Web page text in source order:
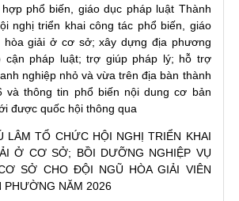
phổ biến, giáo dục pháp luật Thành
nghị triển khai công tác phổ biến, giáo
hòa giải ở cơ sở; xây dựng địa phương
cận pháp luật; trợ giúp pháp lý; hỗ trợ
nghiệp nhỏ và vừa trên địa bàn thành
và thông tin phổ biến nội dung cơ bản
được quốc hội thông qua
LÂM TỔ CHỨC HỘI NGHỊ TRIỂN KHAI
Ở CƠ SỞ; BỒI DƯỠNG NGHIỆP VỤ
SỞ CHO ĐỘI NGŨ HÒA GIẢI VIÊN
PHƯỜNG NĂM 2026